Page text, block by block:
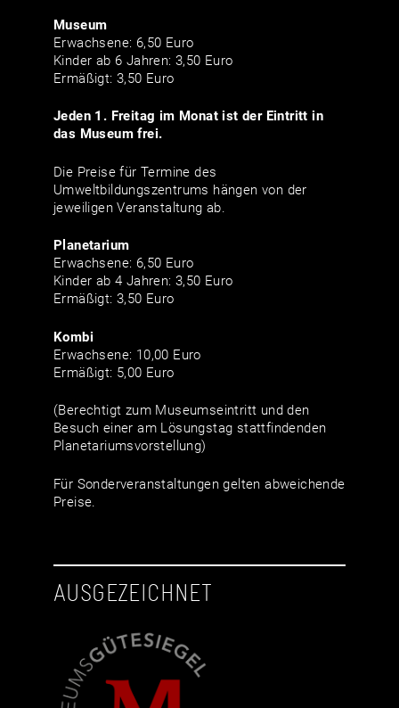
Museum
Erwachsene: 6,50 Euro
Kinder ab 6 Jahren: 3,50 Euro
Ermäßigt: 3,50 Euro
Jeden 1. Freitag im Monat ist der Eintritt in
das Museum frei.
Die Preise für Termine des
Umweltbildungszentrums hängen von der
jeweiligen Veranstaltung ab.
Planetarium
Erwachsene: 6,50 Euro
Kinder ab 4 Jahren: 3,50 Euro
Ermäßigt: 3,50 Euro
Kombi
Erwachsene: 10,00 Euro
Ermäßigt: 5,00 Euro
(Berechtigt zum Museumseintritt und den
Besuch einer am Lösungstag stattfindenden
Planetariumsvorstellung)
Für Sonderveranstaltungen gelten abweichende
Preise.
AUSGEZEICHNET